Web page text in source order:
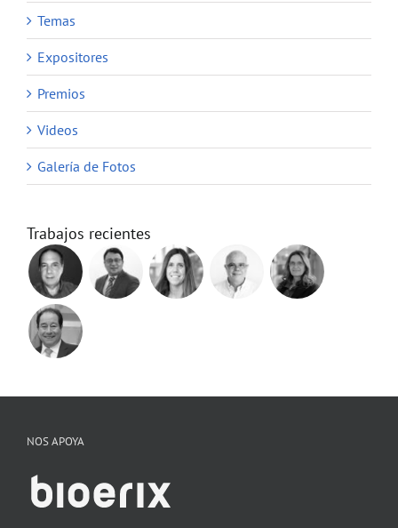
Temas
Expositores
Premios
Videos
Galería de Fotos
Trabajos recientes
NOS APOYA